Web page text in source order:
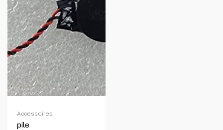
Accessoires
pile